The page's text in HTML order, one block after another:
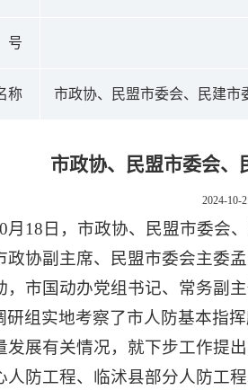
称 市政协、民盟市委会、民建市
市政协、民盟市委会、
2024-10-
月18日，市政协、民盟市委会
政协副主席、民盟市委会主委
，市国动办党组书记、常务副主
研组实地考察了市人防基本指
发展有关情况，就下步工作提
人防工程、临沭县部分人防工程